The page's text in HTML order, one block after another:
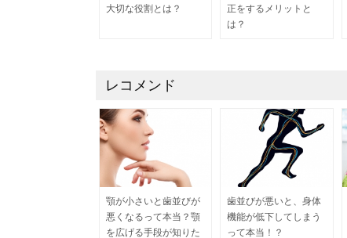
大切な役割とは？
正をするメリットと
は？
レコメンド
顎が小さいと歯並びが
悪くなるって本当？顎
を広げる手段が知りた
歯並びが悪いと、身体
機能が低下してしまう
って本当！？